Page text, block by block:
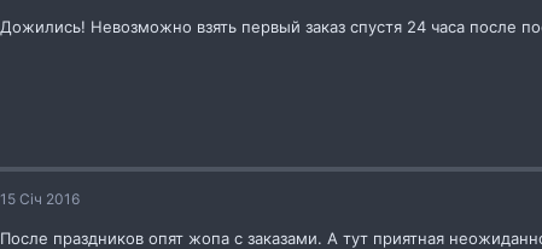
Дожились! Невозможно взять первый заказ спустя 24 часа после
15 Січ 2016
После праздников опят жопа с заказами. А тут приятная